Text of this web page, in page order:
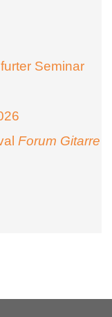
Seminar
Forum Gitarre